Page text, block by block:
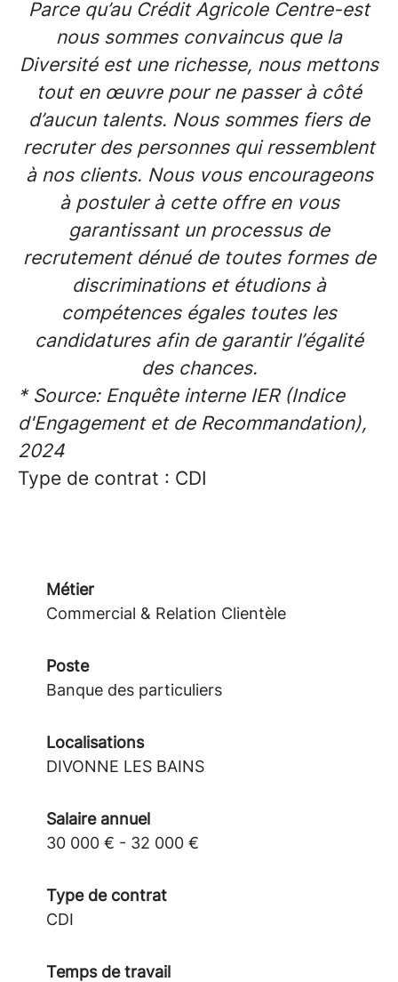
Parce qu’au Crédit Agricole Centre-est
nous sommes convaincus que la
Diversité est une richesse, nous mettons
tout en œuvre pour ne passer à côté
d’aucun talents. Nous sommes fiers de
recruter des personnes qui ressemblent
à nos clients. Nous vous encourageons
à postuler à cette offre en vous
garantissant un processus de
recrutement dénué de toutes formes de
discriminations et étudions à
compétences égales toutes les
candidatures afin de garantir l’égalité
des chances.
* Source: Enquête interne IER (Indice
d'Engagement et de Recommandation),
2024
Type de contrat : CDI
Métier
Commercial & Relation Clientèle
Poste
Banque des particuliers
Localisations
DIVONNE LES BAINS
Salaire annuel
30 000 € - 32 000 €
Type de contrat
CDI
Temps de travail